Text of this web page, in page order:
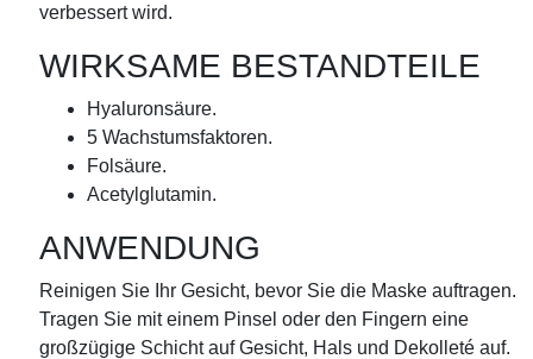
verbessert wird.
WIRKSAME BESTANDTEILE
Hyaluronsäure.
5 Wachstumsfaktoren.
Folsäure.
Acetylglutamin.
ANWENDUNG
Reinigen Sie Ihr Gesicht, bevor Sie die Maske auftragen.
Tragen Sie mit einem Pinsel oder den Fingern eine
großzügige Schicht auf Gesicht, Hals und Dekolleté auf.